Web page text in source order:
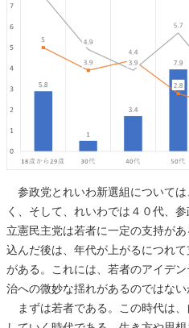
参政党とれいわ新選組について
く、そして、れいわでは４０代、
立憲民主党は若者に一定の支持が
込んだ後は、年代が上がるにつれ
がある。これには、若者のアイデ
治への微妙な揺れがあるのではない
まずは若者である。この時代は